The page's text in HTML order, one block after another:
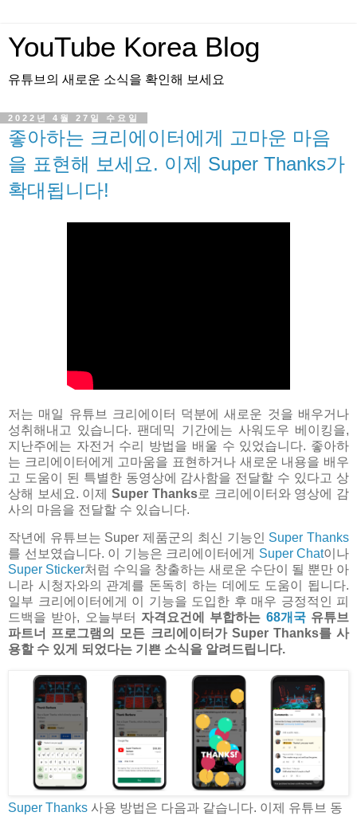
YouTube Korea Blog
유튜브의 새로운 소식을 확인해 보세요
2022년 4월 27일 수요일
좋아하는 크리에이터에게 고마운 마음
을 표현해 보세요. 이제 Super Thanks가
확대됩니다!
저는 매일 유튜브 크리에이터 덕분에 새로운 것을 배우거나
성취해내고 있습니다. 팬데믹 기간에는 사워도우 베이킹을,
지난주에는 자전거 수리 방법을 배울 수 있었습니다. 좋아하
는 크리에이터에게 고마움을 표현하거나 새로운 내용을 배우
고 도움이 된 특별한 동영상에 감사함을 전달할 수 있다고 상
상해 보세요. 이제Super Thanks로 크리에이터와 영상에 감
사의 마음을 전달할 수 있습니다.
작년에 유튜브는 Super 제품군의 최신 기능인 Super Thanks
를 선보였습니다. 이 기능은 크리에이터에게 Super Chat이나
Super Sticker처럼 수익을 창출하는 새로운 수단이 될 뿐만 아
니라 시청자와의 관계를 돈독히 하는 데에도 도움이 됩니다.
일부 크리에이터에게 이 기능을 도입한 후 매우 긍정적인 피
드백을 받아, 오늘부터 자격요건에 부합하는 68개국유튜브
파트너 프로그램의 모든 크리에이터가 Super Thanks를 사
용할 수 있게 되었다는 기쁜 소식을 알려드립니다.
Super Thanks 사용 방법은 다음과 같습니다. 이제 유튜브 동